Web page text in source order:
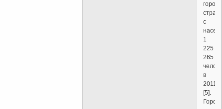
город
с
1
225
265
в
[5].
Город